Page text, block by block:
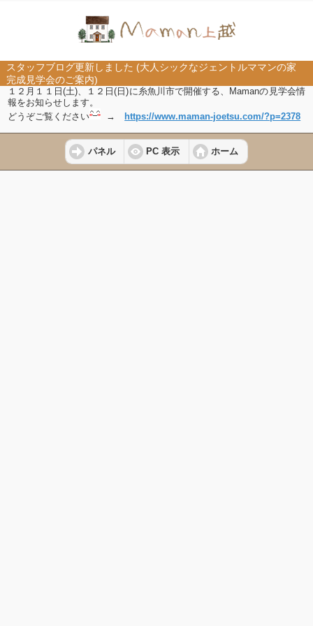
スタッフブログ更新しました (大人シックなジェントルママンの家
完成見学会のご案内)
１２月１１日(土)、１２日(日)に糸魚川市で開催する、
Mamanの見学会情
報をお知らせします。
どうぞご覧ください
→ https://www.maman-joetsu.com/?p=2378
パネル PC 表示 ホーム